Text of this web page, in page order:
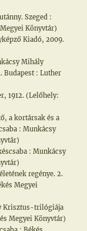
Szeged :
Könyvtár)
Kiadó, 2009.
Mihály
Budapest : Luther
1912. (Lelőhely:
a kortársak és a
: Munkácsy
: Munkácsy
regénye. 2.
Megyei
Krisztus-trilógiája
Megyei Könyvtár)